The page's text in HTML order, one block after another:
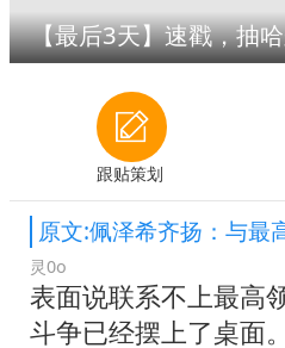
跟贴策划
原文:佩泽希齐扬：与最
灵0o
表面说联系不上最高
斗争已经摆上了桌面